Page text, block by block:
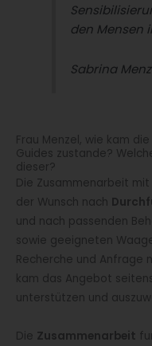
den Mensen
Sabrina
Frau Menzel, wie kam
Guides zustande?
dieser?
Die Zusammenarbeit
der Wunsch nach
und nach passenden
sowie geeigneten
Recherche und Anfrage
kam das Angebot
unterstützen und
Die Zusammenarbeit